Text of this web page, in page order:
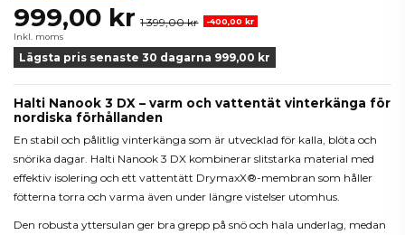
999,00 kr 1 399,00 kr
-400,00 kr
Inkl. moms
Lägsta pris senaste 30 dagarna 999,00 kr
Halti Nanook 3 DX – varm och vattentät vinterkänga för
nordiska förhållanden
En stabil och pålitlig vinterkänga som är utvecklad för kalla, blöta och
snörika dagar. Halti Nanook 3 DX kombinerar slitstarka material med
effektiv isolering och ett vattentätt DrymaxX®-membran som håller
fötterna torra och varma även under längre vistelser utomhus.
Den robusta yttersulan ger bra grepp på snö och hala underlag, medan